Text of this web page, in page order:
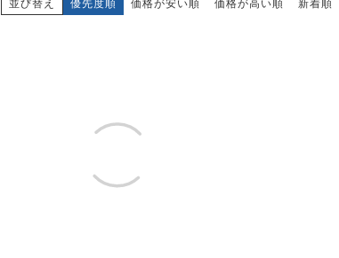
並び替え 優先度順 価格が安い順 価格が高い順 新着順